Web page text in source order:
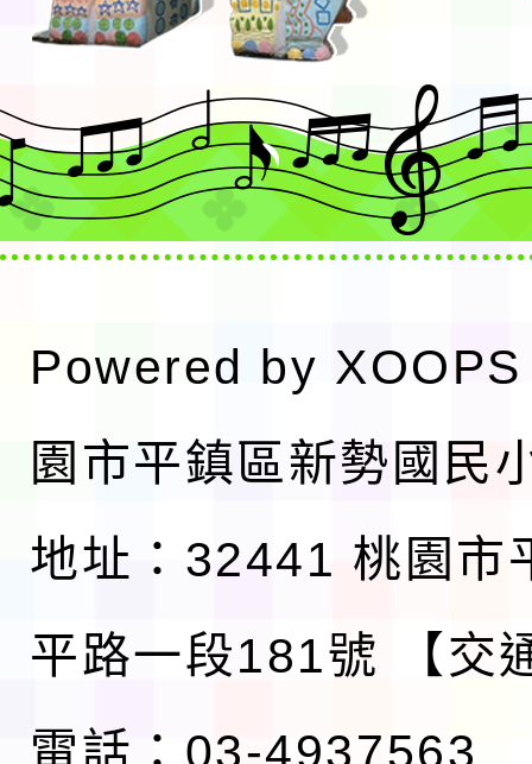
Powered by XOOPS
園市平鎮區新勢國民
地址：32441 桃園市
平路一段181號
【交
電話：03-4937563